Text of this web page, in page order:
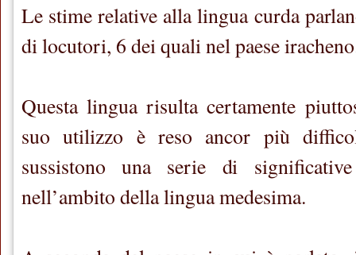
Le stime relative alla lingua curda
di locutori, 6 dei quali nel paese
Questa lingua risulta certamente
suo utilizzo è reso ancor più
sussistono una serie di
nell’ambito della lingua medesima.